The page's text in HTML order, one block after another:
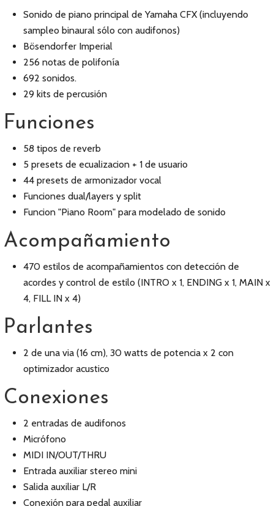
Sonido de piano principal de Yamaha CFX (incluyendo
sampleo binaural sólo con audifonos)
Bösendorfer Imperial
256 notas de polifonía
692 sonidos.
29 kits de percusión
Funciones
58 tipos de reverb
5 presets de ecualizacion + 1 de usuario
44 presets de armonizador vocal
Funciones dual/layers y split
Funcion "Piano Room" para modelado de sonido
Acompañamiento
470 estilos de acompañamientos con detección de
acordes y control de estilo (INTRO x 1, ENDING x 1, MAIN x
4, FILL IN x 4)
Parlantes
2 de una via (16 cm), 30 watts de potencia x 2 con
optimizador acustico
Conexiones
2 entradas de audifonos
Micrófono
MIDI IN/OUT/THRU
Entrada auxiliar stereo mini
Salida auxiliar L/R
Conexión para pedal auxiliar